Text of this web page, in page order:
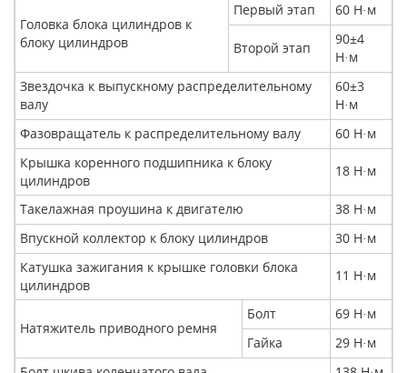
Головка блока цилиндров к
блоку цилиндров
Первый этап 60 Н· м
Второй этап
90±4
Н· м
Звездочка к выпускному распределительному
валу
60±3
Н· м
Фазовращатель к распределительному валу
60 Н· м
Крышка коренного подшипника к блоку
цилиндров
18 Н· м
Такелажная проушина к двигателю 38 Н· м
Впускной коллектор к блоку цилиндров
30 Н· м
Катушка зажигания к крышке головки блока
цилиндров
11 Н· м
Натяжитель приводного ремня
Болт 69 Н· м
Гайка
29 Н· м